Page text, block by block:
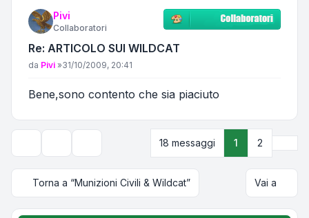
Pivi
Collaboratori
Re: ARTICOLO SUI WILDCAT
Messaggio
da Pivi »31/10/2009, 20:41
Bene,sono contento che sia piaciuto
Opzioni di visualizzazione e ordinamento
18 messaggi 1 2
Torna a “Munizioni Civili & Wildcat” Vai a